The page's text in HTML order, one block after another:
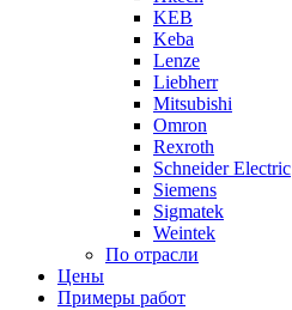
KEB
Keba
Lenze
Liebherr
Mitsubishi
Omron
Rexroth
Schneider Electric
Siemens
Sigmatek
Weintek
По отрасли
Цены
Примеры работ